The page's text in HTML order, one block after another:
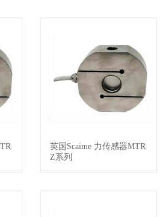
查看详情
英国Scaime 力传感器MTR
Z系列